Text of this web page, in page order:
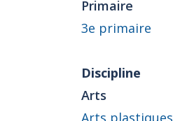
Primaire
3e primaire
Discipline
Arts
Arts plastiques